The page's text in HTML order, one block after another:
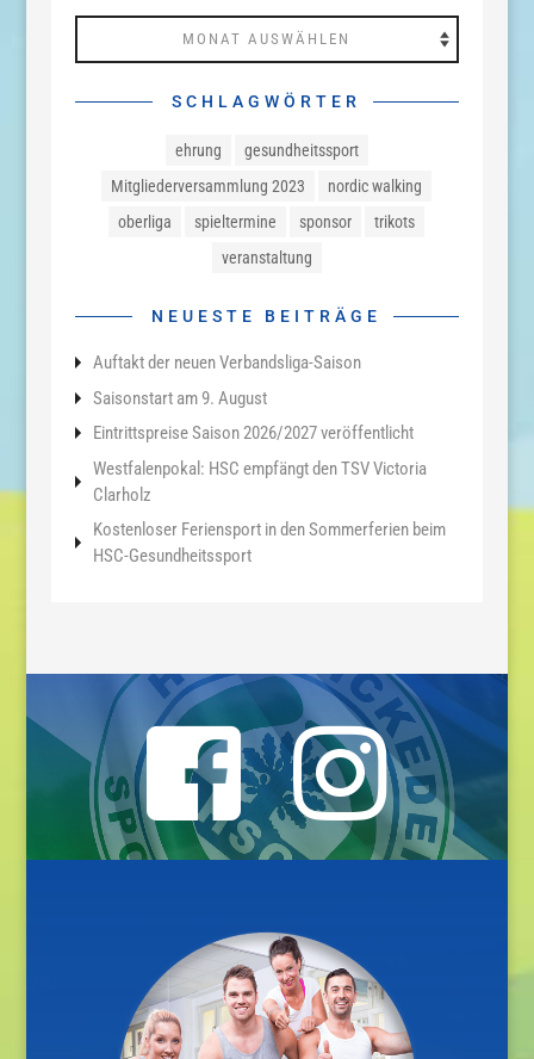
SCHLAGWÖRTER
ehrung
gesundheitssport
Mitgliederversammlung 2023
nordic walking
oberliga
spieltermine sponsor
trikots
veranstaltung
NEUESTE BEITRÄGE
Auftakt der neuen Verbandsliga-Saison
Saisonstart am 9. August
Eintrittspreise Saison 2026/2027 veröffentlicht
Westfalenpokal: HSC empfängt den TSV Victoria
Clarholz
Kostenloser Feriensport in den Sommerferien beim
HSC-Gesundheitssport